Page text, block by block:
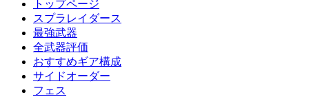
トップページ
スプラレイダース
最強武器
全武器評価
おすすめギア構成
サイドオーダー
フェス